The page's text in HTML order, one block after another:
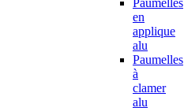
en
applique
alu
Paumelles
à
clamer
alu